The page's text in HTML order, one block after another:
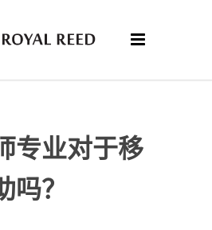
专业对于移
吗？